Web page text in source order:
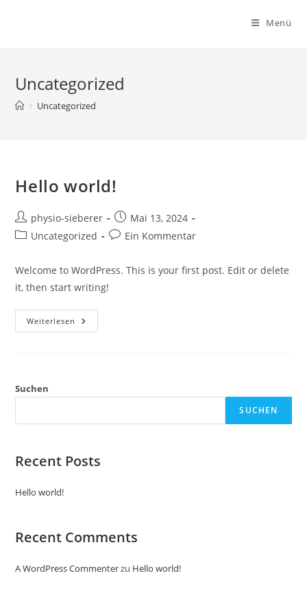
Menü
Uncategorized
> Uncategorized
Hello world!
Beitrags-
Autor:
physio-sieberer
Beitrag
veröffentlicht:
Mai 13, 2024
Beitrags-
Uncategorized
Beitrags-
Ein Kommentar
Welcome to WordPress. This is your first post. Edit or delete
it, then start writing!
Weiterlesen Hello
World!
Suchen
SUCHEN
Recent Posts
Hello world!
Recent Comments
A WordPress Commenterzu Hello world!